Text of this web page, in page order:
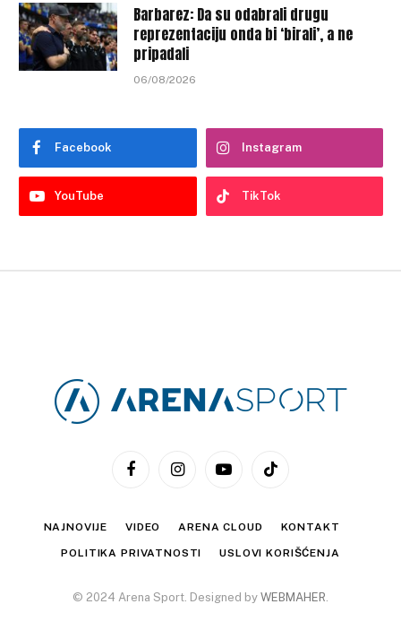
Barbarez: Da su odabrali drugu
reprezentaciju onda bi ‘birali’, a ne
pripadali
06/08/2026
Facebook Instagram
YouTube TikTok
FacebookInstagramYouTubeTikTok
NAJNOVIJE VIDEO ARENA CLOUD KONTAKT
POLITIKA PRIVATNOSTI USLOVI KORIŠĆENJA
© 2024 Arena Sport. Designed by WEBMAHER.